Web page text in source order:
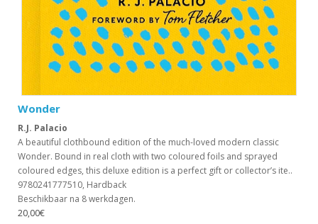
Wonder
R.J. Palacio
A beautiful clothbound edition of the much-loved modern classic
Wonder. Bound in real cloth with two coloured foils and sprayed
coloured edges, this deluxe edition is a perfect gift or collector’s ite..
9780241777510, Hardback
Beschikbaar na 8 werkdagen.
20,00€